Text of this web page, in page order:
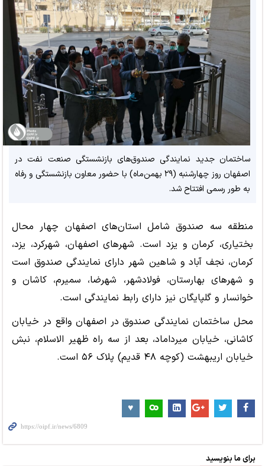
ساختمان جدید نمایندگی صندوق‌های بازنشستگی صنعت نفت در
اصفهان روز چهارشنبه (۲۹ بهمن‌ماه) با حضور معاون بازنشستگی و رفاه
به طور رسمی افتتاح شد.
منطقه سه صندوق‌ شامل استان‌های اصفهان چهار محال
بختیاری، کرمان و یزد است. شهرهای اصفهان، شهرکرد، یزد،
کرمان، نجف آباد و شاهین شهر دارای نمایندگی صندوق است
و شهرهای بهارستان، فولادشهر، شهرضا، سمیرم، کاشان و
خوانسار و گلپایگان نیز دارای رابط نمایندگی است.
محل ساختمان نمایندگی صندوق در اصفهان واقع در خیابان
کاشانی، خیابان میرداماد، بعد از سه راه ظهیر الاسلام، نبش
خیابان اریبهشت (کوچه ۴۸ قدیم) پلاک ۵۶ است.
برای ما بنویسید